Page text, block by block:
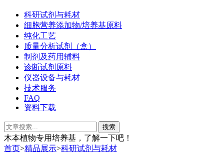
科研试剂与耗材
细胞营养添加物/培养基原料
纯化工艺
质量分析试剂（盒）
制剂及药用辅料
诊断试剂原料
仪器设备与耗材
技术服务
FAQ
资料下载
木本植物专用培养基，了解一下吧！
首页>精品展示>科研试剂与耗材